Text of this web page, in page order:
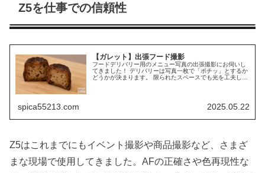
Z5を仕事での信頼性
【ガレット】出張フード撮影
フードデリバリー用のメニュー写真の出張撮影にお伺いし
てきました！ デリバリーは写真一枚で「ポチッ」とするか
どうかが決まります。 限られたスペースでも光を工夫し
spica55213.com 2025.05.22
Z5はこれまでにもイベント撮影や商品撮影など、さまざ
まな現場で使用してきました。AFの正確さや色再現性な